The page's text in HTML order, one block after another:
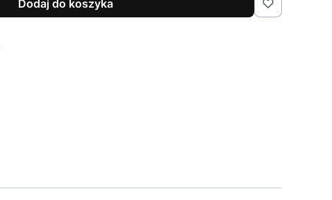
Dodaj do koszyka